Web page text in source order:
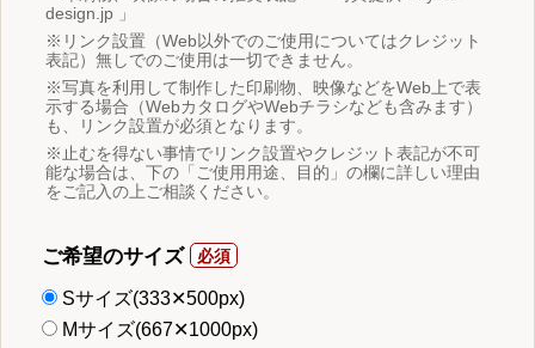
design.jp 」
※リンク設置（Web以外でのご使用についてはクレジット
表記）無しでのご使用は一切できません。
※写真を利用して制作した印刷物、映像などをWeb上で表
示する場合（WebカタログやWebチラシなども含みます）
も、リンク設置が必須となります。
※止むを得ない事情でリンク設置やクレジット表記が不可
能な場合は、下の「ご使用用途、目的」の欄に詳しい理由
をご記入の上ご相談ください。
ご希望のサイズ
Sサイズ(333✕500px)
Mサイズ(667✕1000px)